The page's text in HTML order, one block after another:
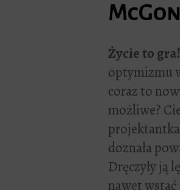
Życie to gra!
optymizmu
coraz to
możliwe?
doznała
Dręczyły ją
nawet